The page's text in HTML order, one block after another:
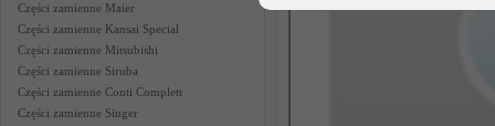
Części zamienne Maier
Części zamienne Kansai Special
Części zamienne Mitsubishi
Części zamienne Siruba
Części zamienne Conti Complett
Części zamienne Singer